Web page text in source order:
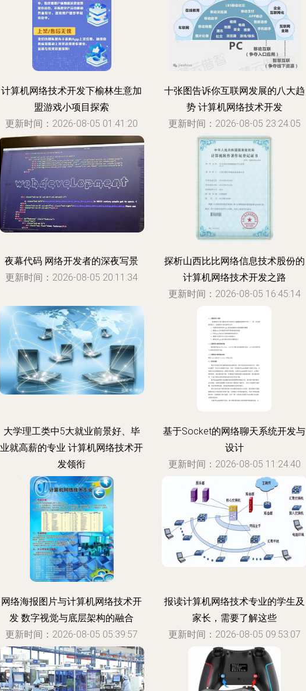
计算机网络技术开发下榆林生意加
盟游戏小项目探索
更新时间：2026-08-05 01:41:20
十张图告诉你互联网发展的八大趋
势 计算机网络技术开发
更新时间：2026-08-05 23:24:05
夜幕代码 网络开发者的深夜写景
更新时间：2026-08-05 20:11:34
探析山西比比网络信息技术股份的
计算机网络技术开发之路
更新时间：2026-08-05 16:45:14
大学理工类中5大就业前景好、毕
业就高薪的专业 计算机网络技术开
发领衔
更新时间：2026-08-05 04:33:18
基于Socket的网络聊天系统开发与
设计
更新时间：2026-08-05 11:24:40
网络海报图片与计算机网络技术开
发 数字视觉与底层架构的融合
更新时间：2026-08-05 05:39:57
报读计算机网络技术专业的学生及
家长，需要了解这些
更新时间：2026-08-05 09:53:07